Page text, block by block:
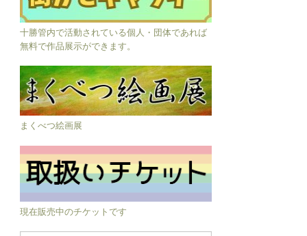
十勝管内で活動されている個人・団体であれば
無料で作品展示ができます。
まくべつ絵画展
現在販売中のチケットです